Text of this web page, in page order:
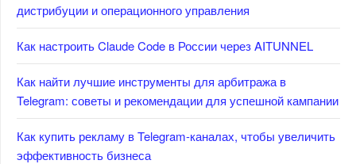
дистрибуции и операционного управления
Как настроить Claude Code в России через AITUNNEL
Как найти лучшие инструменты для арбитража в
Telegram: советы и рекомендации для успешной кампании
Как купить рекламу в Telegram-каналах, чтобы увеличить
эффективность бизнеса